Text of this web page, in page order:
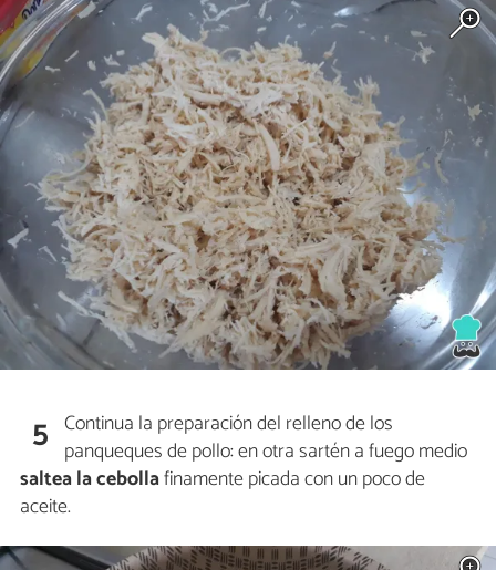
5 Continua la preparación del relleno de los
panqueques de pollo: en otra sartén a fuego medio
saltea la cebollafinamente picada con un poco de
aceite.